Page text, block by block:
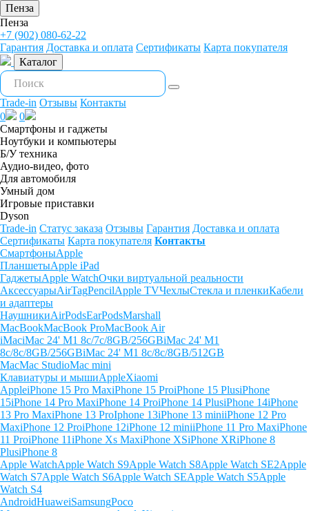
Пенза
Пенза
+7 (902) 080-62-22
Гарантия Доставка и оплата Сертификаты Карта покупателя
Каталог
Trade-in Отзывы Контакты
0
0
Смартфоны и гаджеты
Ноутбуки и компьютеры
Б/У техника
Аудио-видео, фото
Для автомобиля
Умный дом
Игровые приставки
Dyson
Trade-in Статус заказа Отзывы Гарантия Доставка и оплата
Сертификаты Карта покупателя Контакты
СмартфоныApple
ПланшетыApple iPad
ГаджетыApple WatchОчки виртуальной реальности
АксессуарыAirTagPencilApple TVЧехлыСтекла и пленкиКабели
и адаптеры
НаушникиAirPodsEarPodsMarshall
MacBookMacBook ProMacBook Air
iMaciMac 24' M1 8c/7c/8GB/256GBiMac 24' M1
8c/8c/8GB/256GBiMac 24' M1 8c/8c/8GB/512GB
MacMac StudioMac mini
Клавиатуры и мышиAppleXiaomi
AppleiPhone 15 Pro MaxiPhone 15 ProiPhone 15 PlusiPhone
15iPhone 14 Pro MaxiPhone 14 ProiPhone 14 PlusiPhone 14iPhone
13 Pro MaxiPhone 13 ProIphone 13iPhone 13 miniiPhone 12 Pro
MaxiPhone 12 ProiPhone 12iPhone 12 miniiPhone 11 Pro MaxiPhone
11 ProiPhone 11iPhone Xs MaxiPhone XSiPhone XRiPhone 8
PlusiPhone 8
Apple WatchApple Watch S9Apple Watch S8Apple Watch SE2Apple
Watch S7Apple Watch S6Apple Watch SEApple Watch S5Apple
Watch S4
AndroidHuaweiSamsungPoco